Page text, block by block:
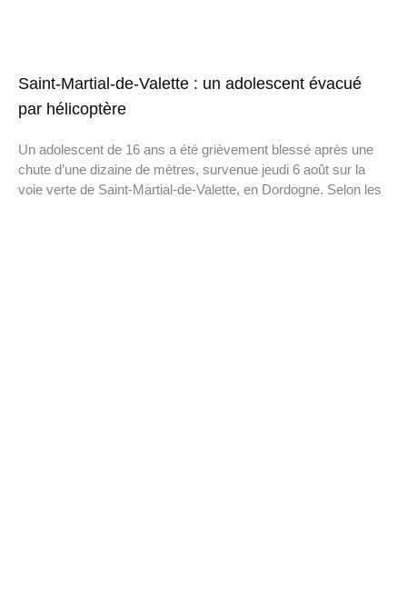
Saint-Martial-de-Valette : un adolescent évacué
par hélicoptère
Un adolescent de 16 ans a été grièvement blessé après une
chute d’une dizaine de mètres, survenue jeudi 6 août sur la
voie verte de Saint-Martial-de-Valette, en Dordogne. Selon les